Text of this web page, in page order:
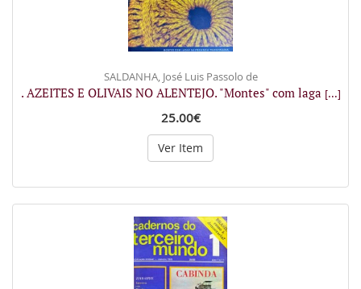
SALDANHA, José Luis Passolo de
. AZEITES E OLIVAIS NO ALENTEJO. "Montes" com laga [...]
25.00€
Ver Item